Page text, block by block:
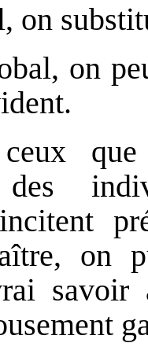
on
on
des
on
savoir